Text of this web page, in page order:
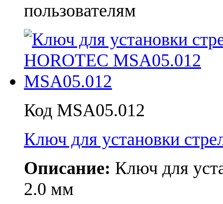
пользователям
Код MSA05.012
Ключ для установки
Описание: Ключ для
2.0 мм